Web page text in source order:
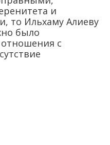
и
то Ильхаму Алиеву
было
с